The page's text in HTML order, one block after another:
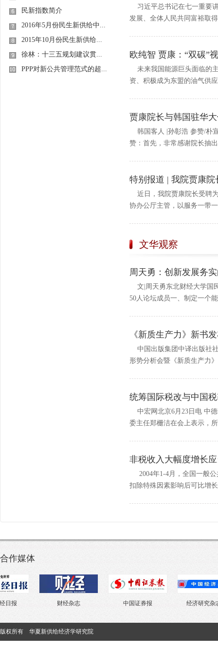
民新指数简介
2016年5月份民生新供给中...
2015年10月份民生新供给...
徐林：十三五规划建议贯...
PPP对新公共管理范式的超...
习近平总书记在七一重要
发展、全体人民共同富裕取
欧纯智 贾康：“双碳”
未来我国能源巨头面临的
资、积极成为东盟的油气供
贾康院长与韩国驻华
韩国客人 |孙彰浩 参赞/朴
赞：首先，非常感谢院长抽
特别报道 | 我院贾康
近日，我院贾康院长受聘
协办公厅主管，以服务一带
文华观察
周天勇：创新发展务
文|周天勇东北财经大学国
50人论坛成员一、制定一个
《新质生产力》新书
中国出版集团中译出版社
形势分析会暨《新质生产力
统筹国际税改与中国
中宏网北京6月23日电 中德
委主任郑栅洁在会上表示，
非税收入大幅度增长
2004年1-4月，全国一般公
扣除特殊因素影响后可比增
合作媒体
报 财经杂志 中国证券报 经济研究杂志社
版权所有 华夏新供给经济学研究院